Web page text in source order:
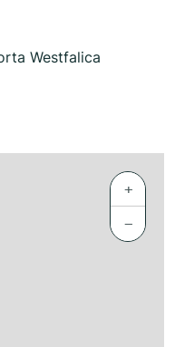
Westfalica
+
−